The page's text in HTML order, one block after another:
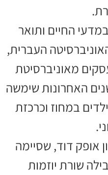
החיים ותואר
העברית,
מאוניברסיטת
האחרונות שימשה
במחוז וכרכזת
אופק דוד, שסיימה
שורת יוזמות